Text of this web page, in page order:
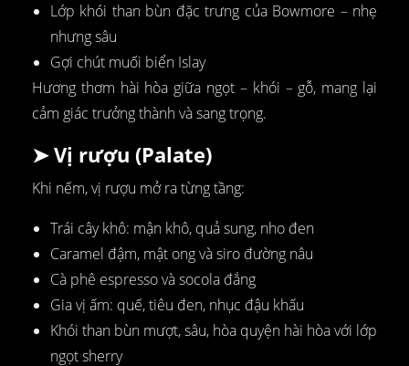
Lớp khói than bùn đặc trưng của Bowmore – nhẹ
nhưng sâu
Gợi chút muối biển Islay
Hương thơm hài hòa giữa ngọt – khói – gỗ, mang lại
cảm giác trưởng thành và sang trọng.
➤ Vị rượu (Palate)
Khi nếm, vị rượu mở ra từng tầng:
Trái cây khô: mận khô, quả sung, nho đen
Caramel đậm, mật ong và siro đường nâu
Cà phê espresso và socola đắng
Gia vị ấm: quế, tiêu đen, nhục đậu khấu
Khói than bùn mượt, sâu, hòa quyện hài hòa với lớp
ngọt sherry